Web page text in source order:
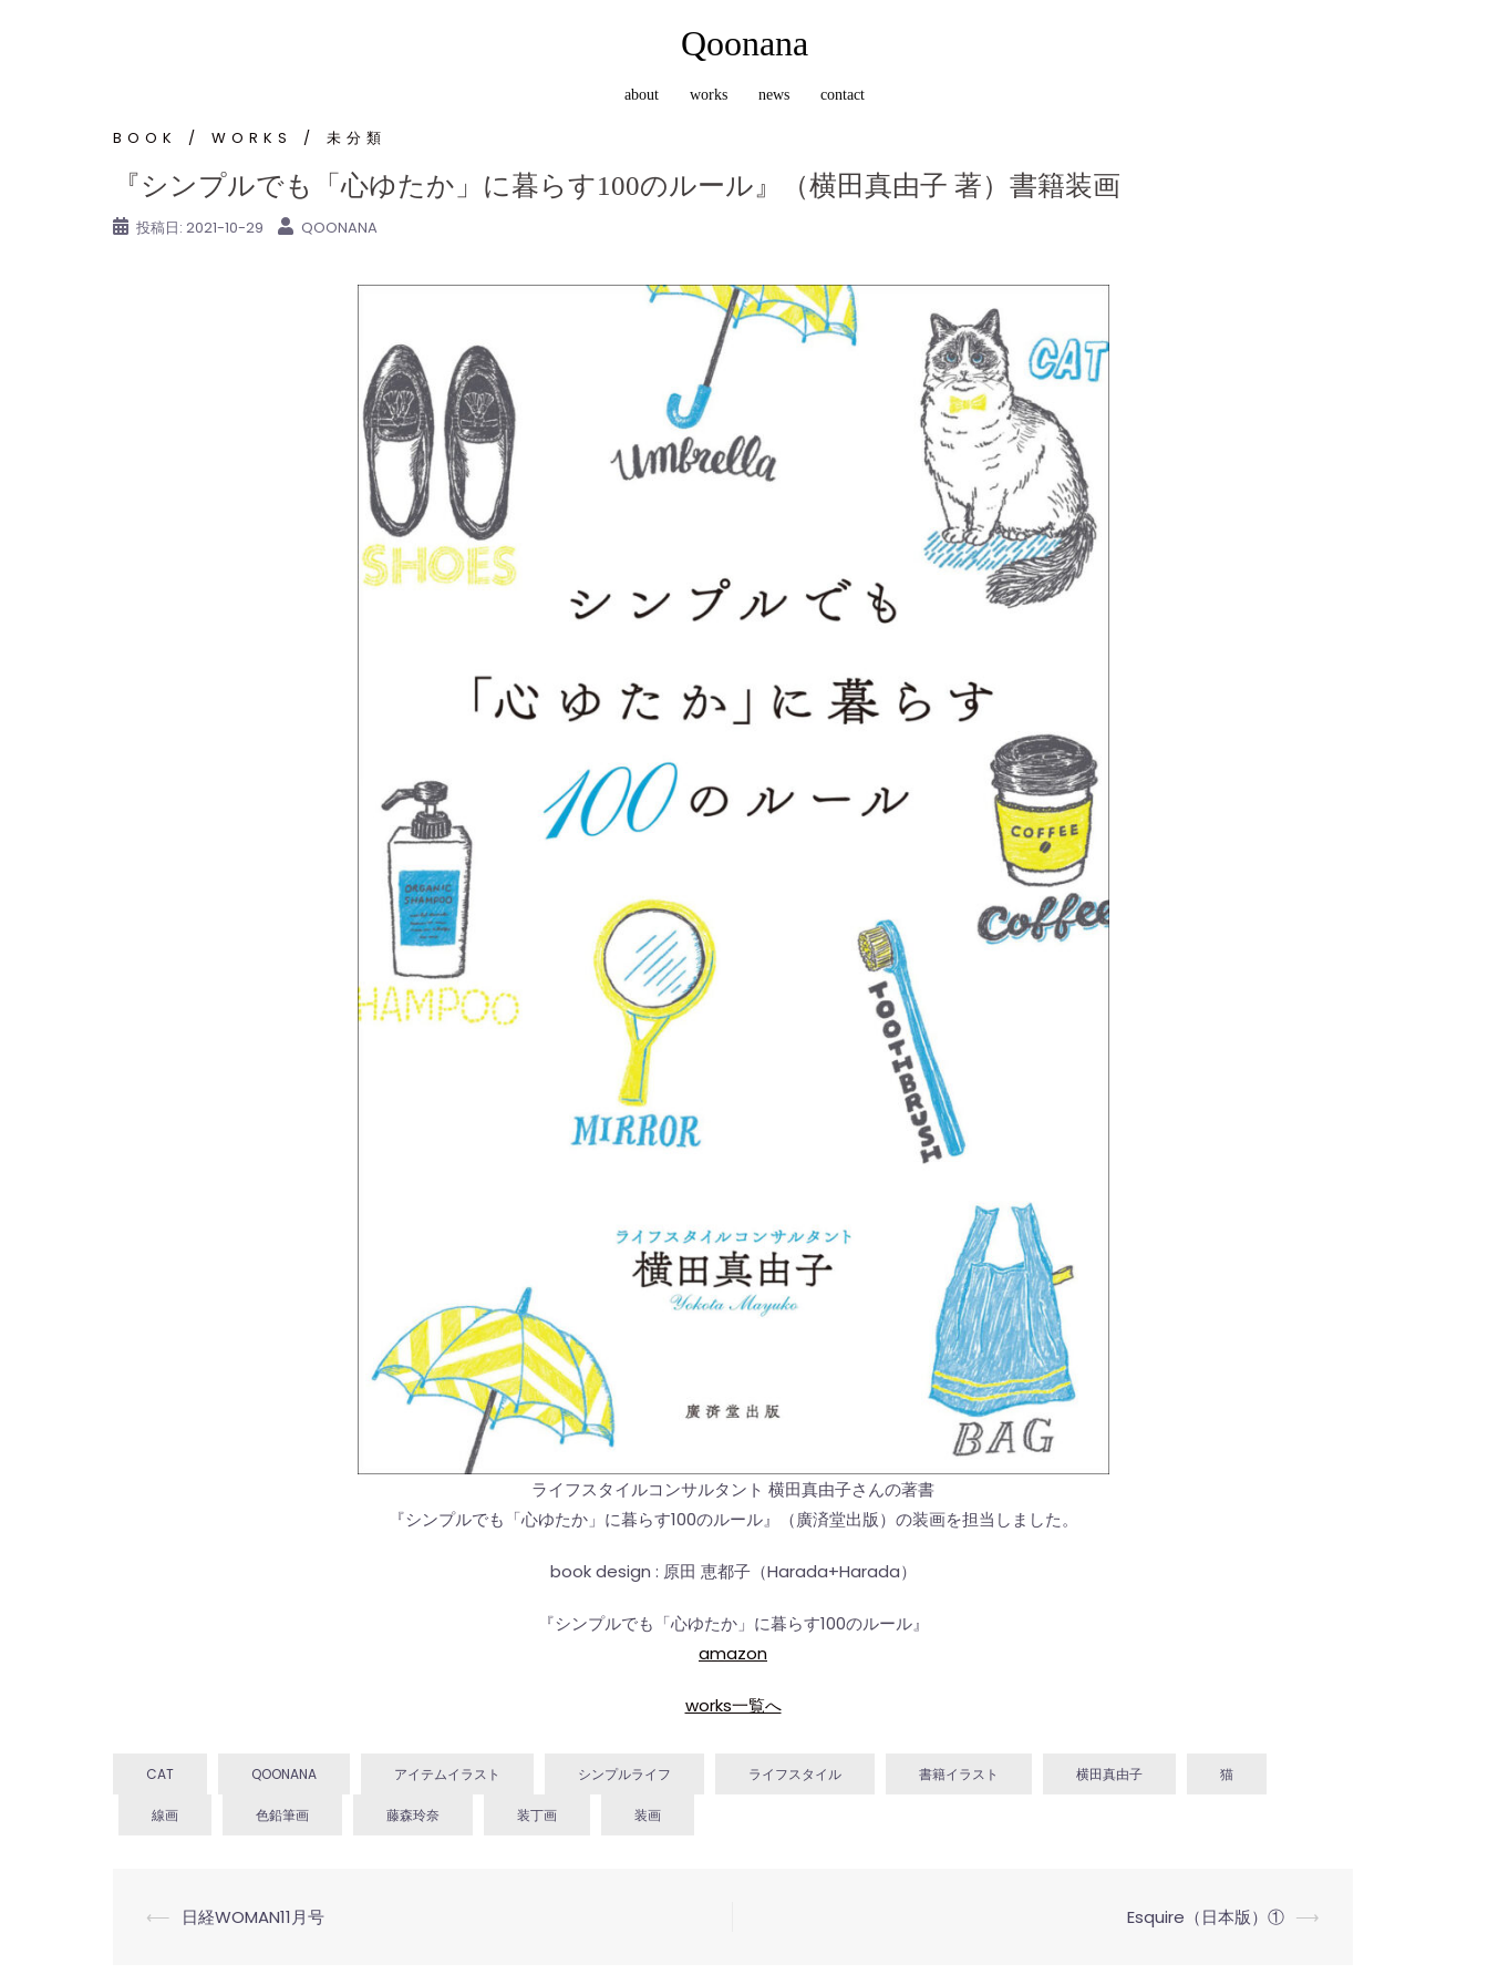
Qoonana
about works news contact
BOOK WORKS 未分類
『シンプルでも「心ゆたか」に暮らす100のルール』（横田真由子 著）書籍装画
投稿日: 2021-10-29 QOONANA
ライフスタイルコンサルタント 横田真由子さんの著書
『シンプルでも「心ゆたか」に暮らす100のルール』（廣済堂出版）の装画を担当しました。
book design : 原田 恵都子（Harada+Harada）
『シンプルでも「心ゆたか」に暮らす100のルール』
amazon
works一覧へ
CAT QOONANA アイテムイラスト シンプルライフ ライフスタイル 書籍イラスト 横田真由子 猫
線画 色鉛筆画 藤森玲奈 装丁画 装画
投
⟵ 日経WOMAN11月号 Esquire（日本版）① ⟶